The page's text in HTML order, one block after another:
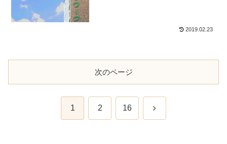
2019.02.23
次のページ
1 2 16 次